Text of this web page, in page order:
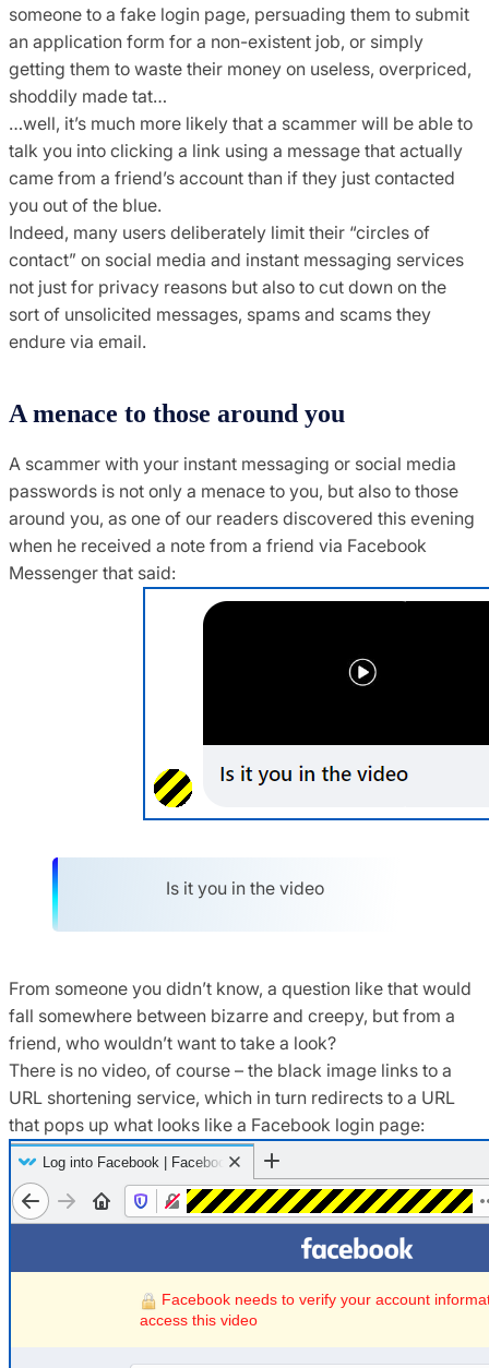
someone to a fake login page, persuading them to submit
an application form for a non-existent job, or simply
getting them to waste their money on useless, overpriced,
shoddily made tat…
…well, it’s much more likely that a scammer will be able to
talk you into clicking a link using a message that actually
came from a friend’s account than if they just contacted
you out of the blue.
Indeed, many users deliberately limit their “circles of
contact” on social media and instant messaging services
not just for privacy reasons but also to cut down on the
sort of unsolicited messages, spams and scams they
endure via email.
A menace to those around you
A scammer with your instant messaging or social media
passwords is not only a menace to you, but also to those
around you, as one of our readers discovered this evening
when he received a note from a friend via Facebook
Messenger that said:
Is it you in the video
From someone you didn’t know, a question like that would
fall somewhere between bizarre and creepy, but from a
friend, who wouldn’t want to take a look?
There is no video, of course – the black image links to a
URL shortening service, which in turn redirects to a URL
that pops up what looks like a Facebook login page: